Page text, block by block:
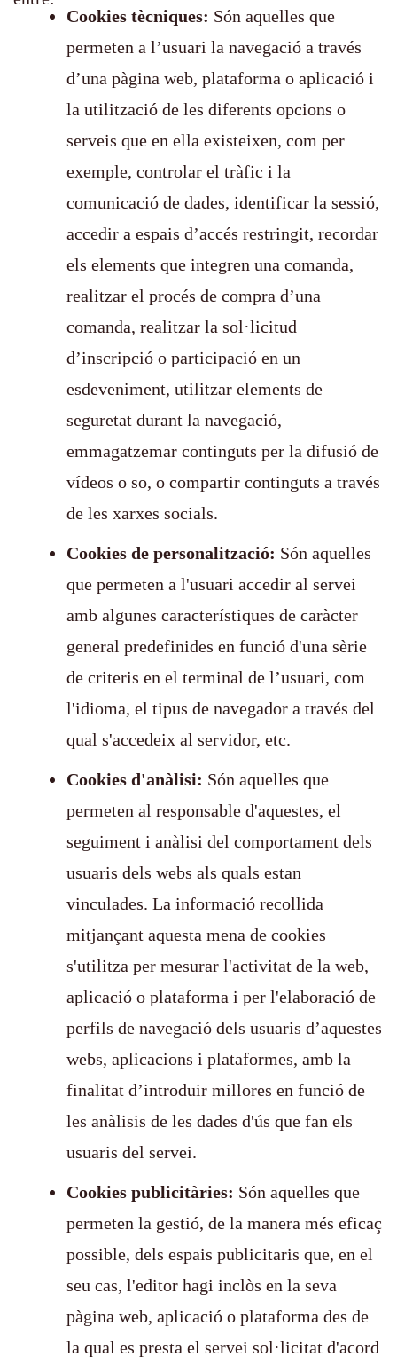
Cookies tècniques: Són aquelles que
permeten a l’usuari la navegació a través
d’una pàgina web, plataforma o aplicació i
la utilització de les diferents opcions o
serveis que en ella existeixen, com per
exemple, controlar el tràfic i la
comunicació de dades, identificar la sessió,
accedir a espais d’accés restringit, recordar
els elements que integren una comanda,
realitzar el procés de compra d’una
comanda, realitzar la sol·licitud
d’inscripció o participació en un
esdeveniment, utilitzar elements de
seguretat durant la navegació,
emmagatzemar continguts per la difusió de
vídeos o so, o compartir continguts a través
de les xarxes socials.
Cookies de personalització: Són aquelles
que permeten a l'usuari accedir al servei
amb algunes característiques de caràcter
general predefinides en funció d'una sèrie
de criteris en el terminal de l’usuari, com
l'idioma, el tipus de navegador a través del
qual s'accedeix al servidor, etc.
Cookies d'anàlisi: Són aquelles que
permeten al responsable d'aquestes, el
seguiment i anàlisi del comportament dels
usuaris dels webs als quals estan
vinculades. La informació recollida
mitjançant aquesta mena de cookies
s'utilitza per mesurar l'activitat de la web,
aplicació o plataforma i per l'elaboració de
perfils de navegació dels usuaris d’aquestes
webs, aplicacions i plataformes, amb la
finalitat d’introduir millores en funció de
les anàlisis de les dades d'ús que fan els
usuaris del servei.
Cookies publicitàries: Són aquelles que
permeten la gestió, de la manera més eficaç
possible, dels espais publicitaris que, en el
seu cas, l'editor hagi inclòs en la seva
pàgina web, aplicació o plataforma des de
la qual es presta el servei sol·licitat d'acord